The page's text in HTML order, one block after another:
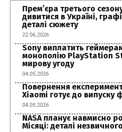
Прем’єра третього
дивитися в Україні,
деталі сюжету
22.06.2026
Sony виплатить
монополію PlayStation
мирову угоду
04.05.2026
Повернення
Xiaomi готує до випуску
04.05.2026
NASA планує навмисно
Місяці: деталі